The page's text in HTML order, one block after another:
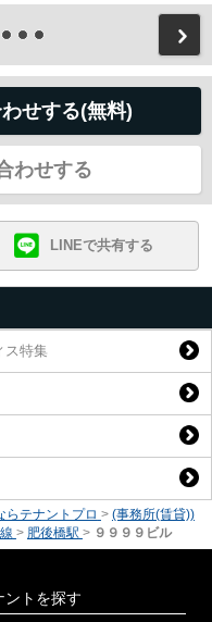
せする(無料)
わせする
LINEで共有する
ス特集
らテナントプロ > (事務所(賃貸))
> 肥後橋駅 > ９９９９ビル
ントを探す